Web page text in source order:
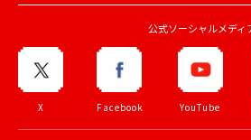
公式ソーシャルメディ
X Facebook YouTube